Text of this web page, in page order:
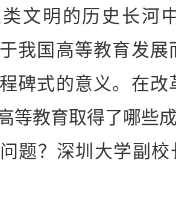
明的历史长河中
我国高等教育发
碑式的意义。在
等教育取得了哪些
题？深圳大学副